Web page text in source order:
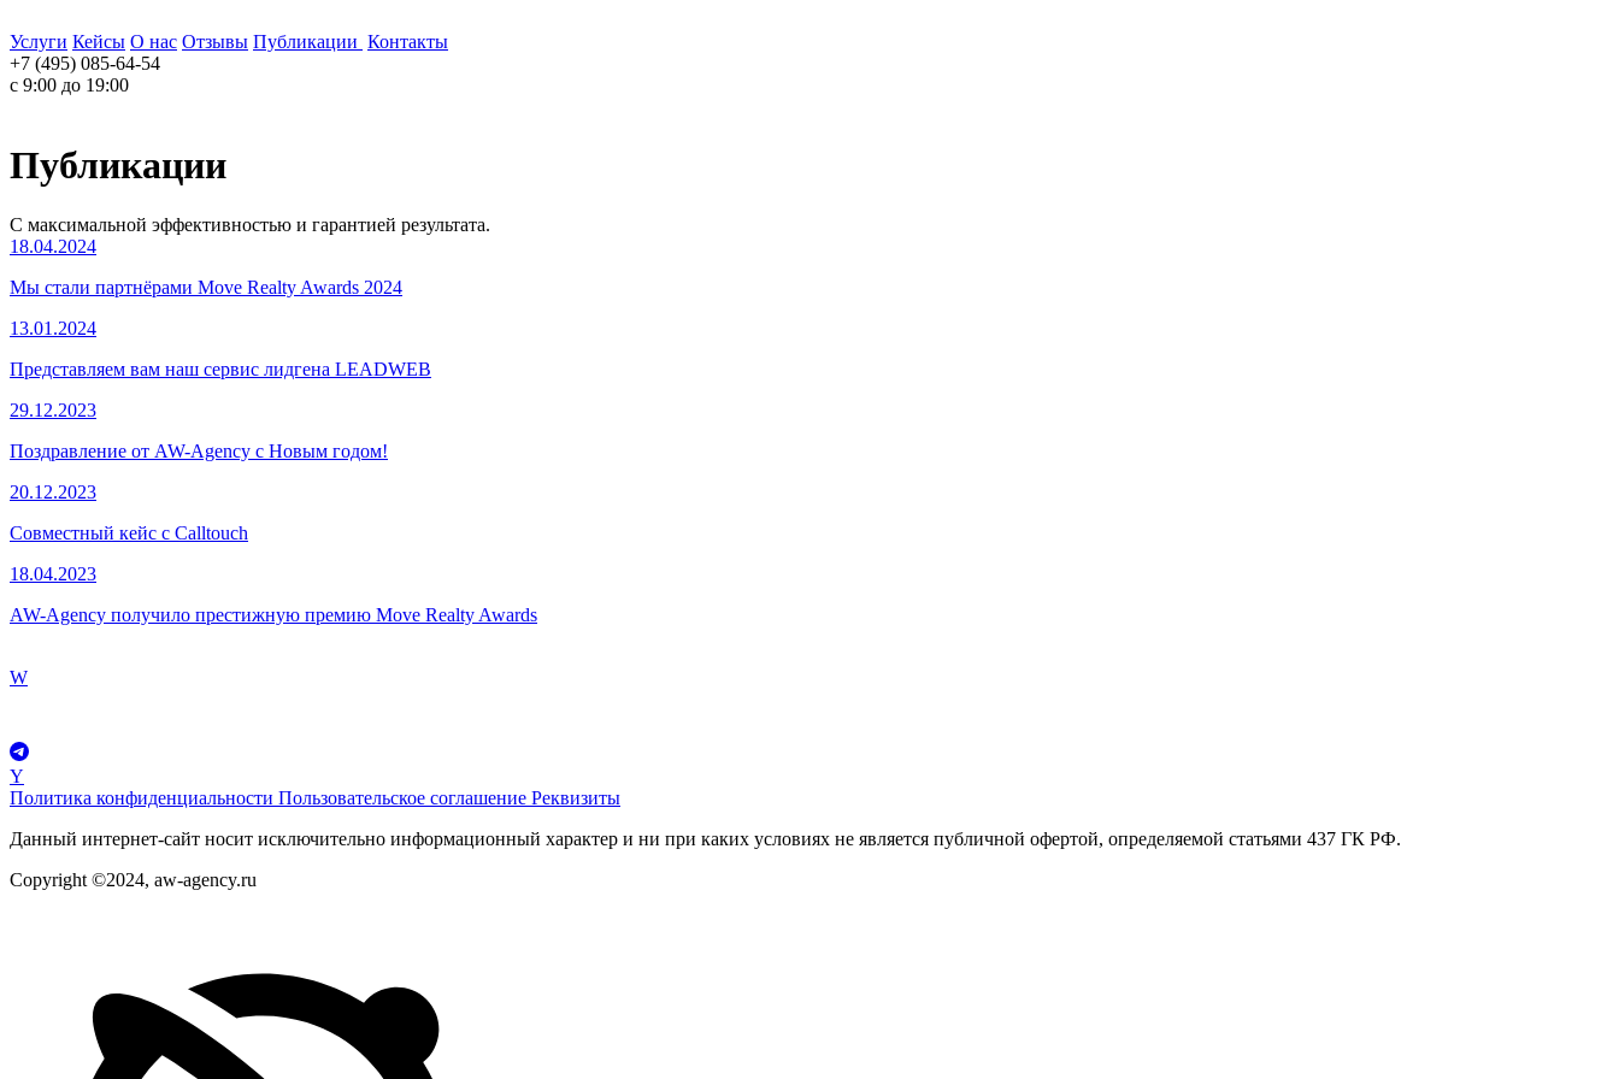
Услуги Кейсы О нас Отзывы Публикации Контакты
+7 (495) 085-64-54
c 9:00 до 19:00
Публикации
С максимальной эффективностью и гарантией результата.
18.04.2024
Мы стали партнёрами Move Realty Awards 2024
13.01.2024
Представляем вам наш сервис лидгена LEADWEB
29.12.2023
Поздравление от AW-Agency с Новым годом!
20.12.2023
Совместный кейс с Calltouch
18.04.2023
AW-Agency получило престижную премию Move Realty Awards
W
Y
Политика конфиденциальности Пользовательское соглашение Реквизиты
Данный интернет-сайт носит исключительно информационный характер и ни при каких условиях не является публичной офертой, определяемой статьями 437 ГК РФ.
Copyright ©2024, aw-agency.ru